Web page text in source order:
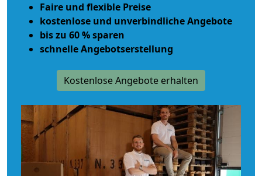
Faire und flexible Preise
kostenlose und unverbindliche Angebote
bis zu 60 % sparen
schnelle Angebotserstellung
Kostenlose Angebote erhalten